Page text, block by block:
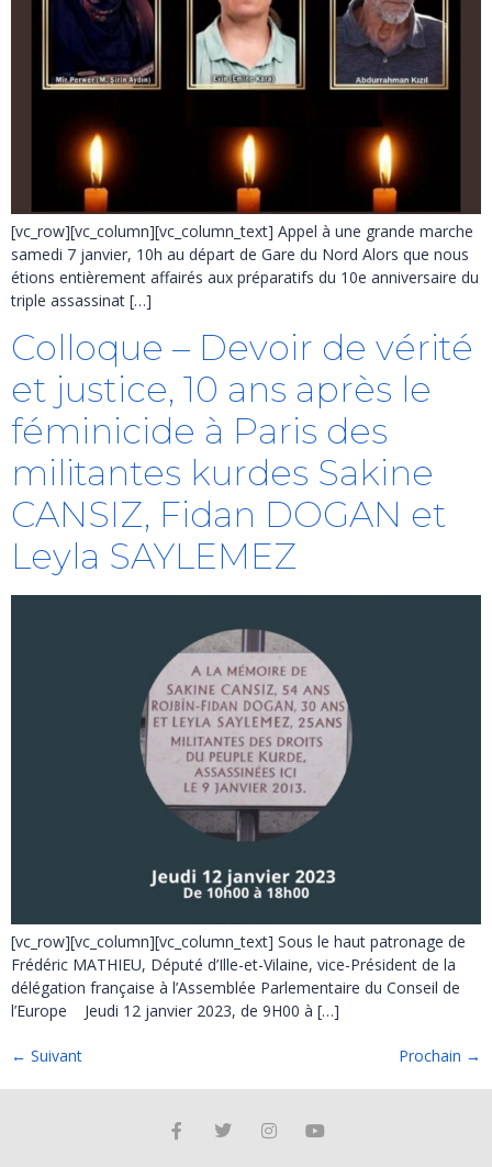
[vc_row][vc_column][vc_column_text] Appel à une grande marche
samedi 7 janvier, 10h au départ de Gare du Nord Alors que nous
étions entièrement affairés aux préparatifs du 10e anniversaire du
triple assassinat […]
Colloque – Devoir de vérité
et justice, 10 ans après le
féminicide à Paris des
militantes kurdes Sakine
CANSIZ, Fidan DOGAN et
Leyla SAYLEMEZ
[vc_row][vc_column][vc_column_text] Sous le haut patronage de
Frédéric MATHIEU, Député d’Ille-et-Vilaine, vice-Président de la
délégation française à l’Assemblée Parlementaire du Conseil de
l’Europe Jeudi 12 janvier 2023, de 9H00 à […]
← Suivant Prochain →